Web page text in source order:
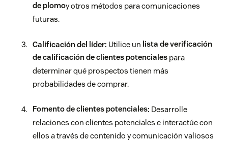
de plomoy otros métodos para comunicaciones
futuras.
Calificación del líder: Utilice un lista de verificación
de calificación de clientes potenciales para
determinar qué prospectos tienen más
probabilidades de comprar.
Fomento de clientes potenciales: Desarrolle
relaciones con clientes potenciales e interactúe con
ellos a través de contenido y comunicación valiosos